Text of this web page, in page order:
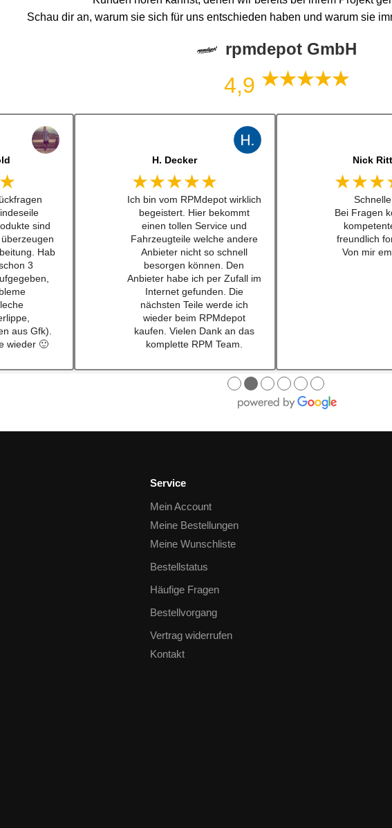
Schau dir an, warum sie sich für uns entschieden haben und warum sie
rpmdepot GmbH
4,9
Top
gerne
J. B
★★★★★
Kann man zu 100%
empfehlen. Habe einen
Schalthebel für einen w201
16v besteht. Lieferung schnell
und Konversation top.
Qualität der Teile ist wirklich
top!!!
Empfehe ich sehr gerne
weiter.
Ich werde bei zukünftigen
Projekten hier als erstes
schauen. Mega Auswahl!
jonas
Hatte das
für einen
bestellt und
mal 24h da.
waren dabei
●●●●●●
Service
Mein Account
Meine Bestellungen
Meine Wunschliste
Bestellstatus
Häufige Fragen
Bestellvorgang
Vertrag widerrufen
Kontakt